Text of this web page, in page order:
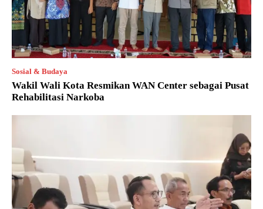
Sosial & Budaya
Wakil Wali Kota Resmikan WAN Center sebagai Pusat
Rehabilitasi Narkoba